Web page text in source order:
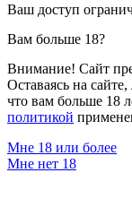
Ваш доступ
Вам больше 18?
Внимание! Сайт
Оставаясь на
что вам больше 18
политикой
Мне 18 или более
Мне нет 18